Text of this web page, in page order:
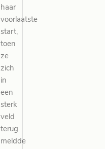
haar
voorlaatste
start,
toen
ze
zich
in
een
sterk
veld
terug
meldde